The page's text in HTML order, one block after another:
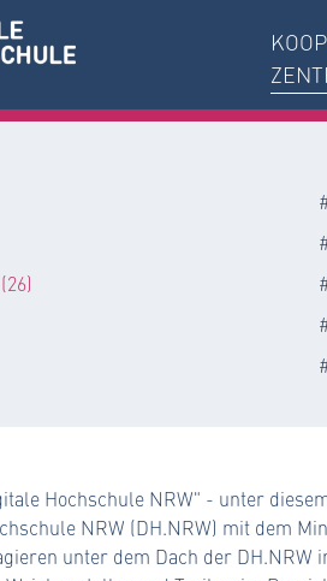
Hochschule NRW" - unter
NRW (DH.NRW) mit dem
unter dem Dach der